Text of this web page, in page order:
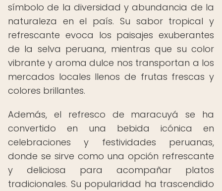
símbolo de la diversidad y abundancia de la
naturaleza en el país. Su sabor tropical y
refrescante evoca los paisajes exuberantes
de la selva peruana, mientras que su color
vibrante y aroma dulce nos transportan a los
mercados locales llenos de frutas frescas y
colores brillantes.
Además, el refresco de maracuyá se ha
convertido en una bebida icónica en
celebraciones y festividades peruanas,
donde se sirve como una opción refrescante
y deliciosa para acompañar platos
tradicionales. Su popularidad ha trascendido